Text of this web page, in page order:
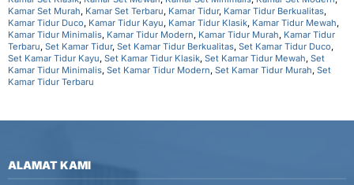
Kamar Set Murah, Kamar Set Terbaru, Kamar Tidur, Kamar Tidur Berkualitas,
Kamar Tidur Duco, Kamar Tidur Kayu, Kamar Tidur Klasik, Kamar Tidur Mewah,
Kamar Tidur Minimalis, Kamar Tidur Modern, Kamar Tidur Murah, Kamar Tidur
Terbaru, Set Kamar Tidur, Set Kamar Tidur Berkualitas, Set Kamar Tidur Duco,
Set Kamar Tidur Kayu, Set Kamar Tidur Klasik, Set Kamar Tidur Mewah, Set
Kamar Tidur Minimalis, Set Kamar Tidur Modern, Set Kamar Tidur Murah, Set
Kamar Tidur Terbaru
ALAMAT KAMI